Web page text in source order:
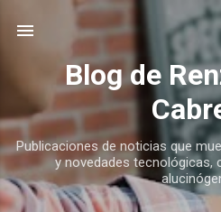
Ir al
Blog de
Publicaciones de noticias que
y novedades tecnológicas,